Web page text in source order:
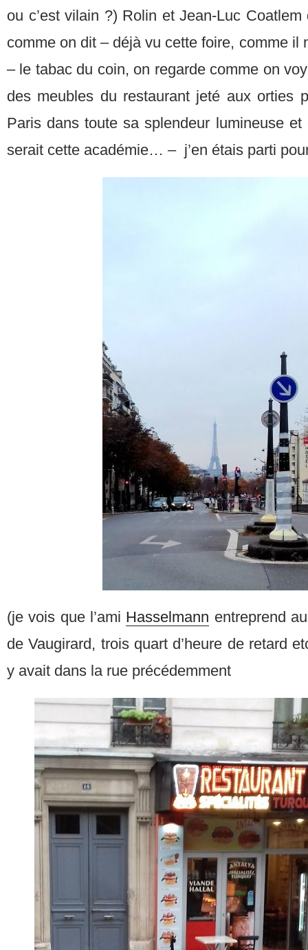
ou c’est vilain ?) Rolin et Jean-Luc
comme on dit – déjà vu cette foire, comme il
– le tabac du coin, on regarde comme on
des meubles du restaurant jeté aux orties
Paris dans toute sa splendeur lumineuse
serait cette académie… – j’en étais parti
(je vois que l’ami Hasselmann entreprend
de Vaugirard, trois quart d’heure de retard
y avait dans la rue précédemment